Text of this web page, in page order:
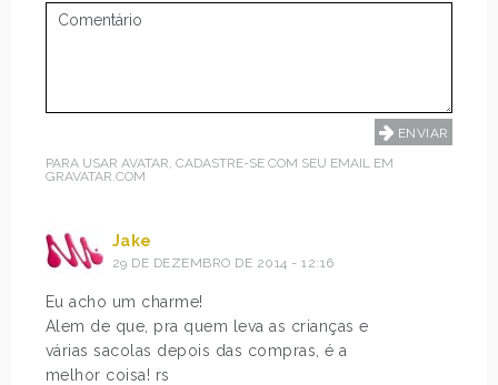
PARA USAR AVATAR, CADASTRE-SE COM SEU EMAIL EM
GRAVATAR.COM
Jake
29 DE DEZEMBRO DE 2014 - 12:16
Eu acho um charme!
Alem de que, pra quem leva as crianças e
várias sacolas depois das compras, é a
melhor coisa! rs